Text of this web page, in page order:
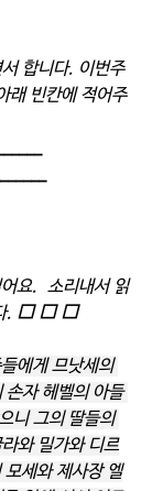
합니다. 이번주
래 빈칸에 적어주
요.  소리내서 읽
. ⬜ ⬜ ⬜
에게 므낫세의
손자 헤벨의 아들
니 그의 딸들의
와 밀가와 디르
세와 제사장 엘